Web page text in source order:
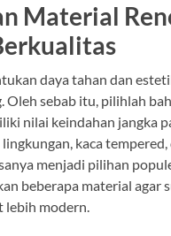
Material
daya tahan dan
Oleh sebab itu, pilihlah
nilai keindahan jangka
kaca
menjadi pilihan
beberapa material agar
lebih modern.